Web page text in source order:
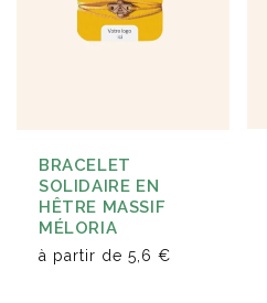
BRACELET
SOLIDAIRE EN
HÊTRE MASSIF
MÉLORIA
à partir de 5,6 €